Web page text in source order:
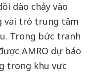
dào chảy vào
vai trò trung tâm
Trong bức tranh
AMRO dự báo
trong khu vực